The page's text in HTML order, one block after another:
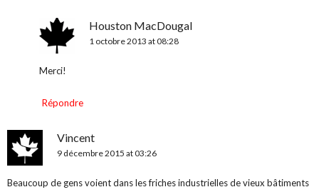
Houston MacDougal
1 octobre 2013 at 08:28
Merci!
Répondre
Vincent
9 décembre 2015 at 03:26
Beaucoup de gens voient dans les friches industrielles de vieux bâtiments